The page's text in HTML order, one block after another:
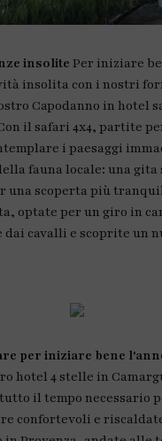
insolite Per iniziare
insolita con i nostri
Capodanno in hotel
il safari 4x4, partite
i paesaggi
fauna locale: una
una scoperta più
optate per un giro in
cavalli e scoprite un
per iniziare bene
hotel 4 stelle in
il tempo necessario
confortevoli e